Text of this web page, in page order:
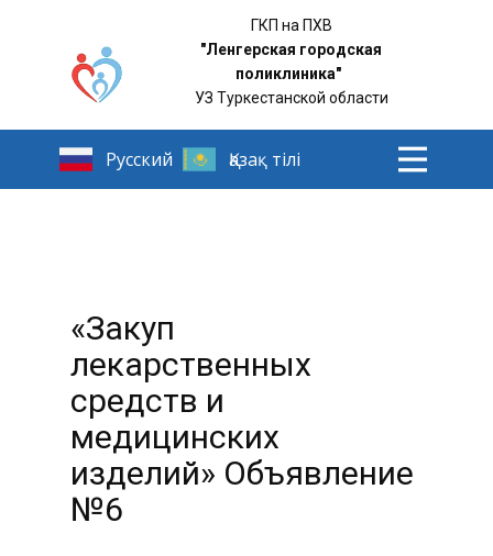
ГКП на ПХВ
"Ленгерская городская
поликлиника"
УЗ Туркестанской области
«Закуп
лекарственных
средств и
медицинских
изделий» Объявление
№6